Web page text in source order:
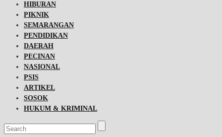
HIBURAN
PIKNIK
SEMARANGAN
PENDIDIKAN
DAERAH
PECINAN
NASIONAL
PSIS
ARTIKEL
SOSOK
HUKUM & KRIMINAL